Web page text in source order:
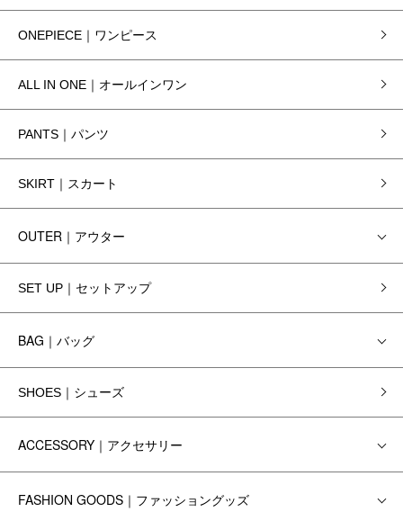
ONEPIECE｜ワンピース
ALL IN ONE｜オールインワン
PANTS｜パンツ
SKIRT｜スカート
OUTER｜アウター
SET UP｜セットアップ
BAG｜バッグ
SHOES｜シューズ
ACCESSORY｜アクセサリー
FASHION GOODS｜ファッショングッズ